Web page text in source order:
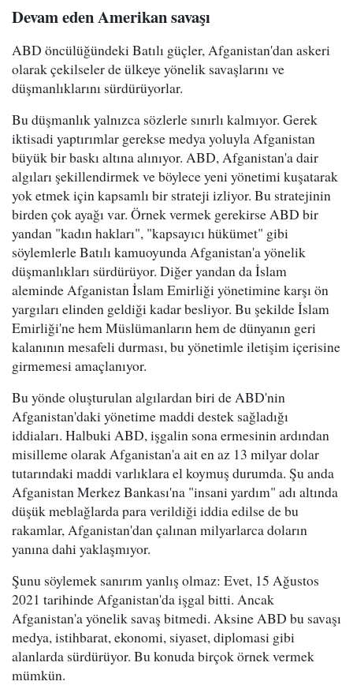
Devam eden Amerikan savaşı
ABD öncülüğündeki Batılı güçler, Afganistan'dan askeri
olarak çekilseler de ülkeye yönelik savaşlarını ve
düşmanlıklarını sürdürüyorlar.
Bu düşmanlık yalnızca sözlerle sınırlı kalmıyor. Gerek
iktisadi yaptırımlar gerekse medya yoluyla Afganistan
büyük bir baskı altına alınıyor. ABD, Afganistan'a dair
algıları şekillendirmek ve böylece yeni yönetimi kuşatarak
yok etmek için kapsamlı bir strateji izliyor. Bu stratejinin
birden çok ayağı var. Örnek vermek gerekirse ABD bir
yandan "kadın hakları", "kapsayıcı hükümet" gibi
söylemlerle Batılı kamuoyunda Afganistan'a yönelik
düşmanlıkları sürdürüyor. Diğer yandan da İslam
aleminde Afganistan İslam Emirliği yönetimine karşı ön
yargıları elinden geldiği kadar besliyor. Bu şekilde İslam
Emirliği'ne hem Müslümanların hem de dünyanın geri
kalanının mesafeli durması, bu yönetimle iletişim içerisine
girmemesi amaçlanıyor.
Bu yönde oluşturulan algılardan biri de ABD'nin
Afganistan'daki yönetime maddi destek sağladığı
iddiaları. Halbuki ABD, işgalin sona ermesinin ardından
misilleme olarak Afganistan'a ait en az 13 milyar dolar
tutarındaki maddi varlıklara el koymuş durumda. Şu anda
Afganistan Merkez Bankası'na "insani yardım" adı altında
düşük meblağlarda para verildiği iddia edilse de bu
rakamlar, Afganistan'dan çalınan milyarlarca doların
yanına dahi yaklaşmıyor.
Şunu söylemek sanırım yanlış olmaz: Evet, 15 Ağustos
2021 tarihinde Afganistan'da işgal bitti. Ancak
Afganistan'a yönelik savaş bitmedi. Aksine ABD bu savaşı
medya, istihbarat, ekonomi, siyaset, diplomasi gibi
alanlarda sürdürüyor. Bu konuda birçok örnek vermek
mümkün.